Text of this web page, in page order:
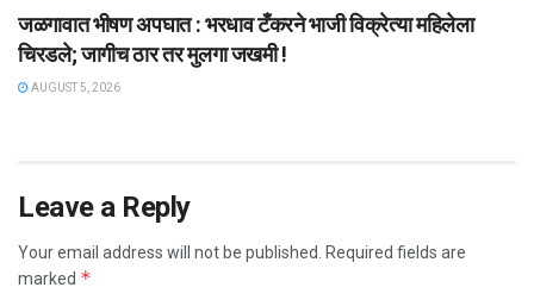
जळगावात भीषण अपघात : भरधाव टँकरने भाजी विक्रेत्या महिलेला
चिरडले; जागीच ठार तर मुलगा जखमी !
AUGUST 5, 2026
Leave a Reply
Your email address will not be published.
Required fields are
marked *